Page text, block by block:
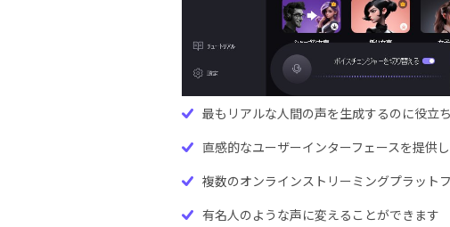
最もリアルな人間の声を生成するのに役立
直感的なユーザーインターフェースを提供
複数のオンラインストリーミングプラット
有名人のような声に変えることができます